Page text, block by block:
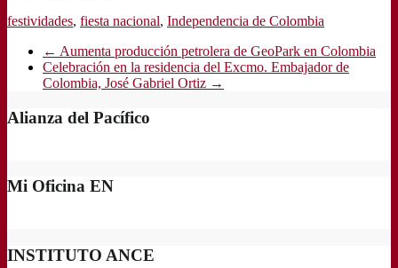
festividades, fiesta nacional, Independencia de Colombia
← Aumenta producción petrolera de GeoPark en Colombia
Celebración en la residencia del Excmo. Embajador de
Colombia, José Gabriel Ortiz →
Alianza del Pacífico
Mi Oficina EN
INSTITUTO ANCE